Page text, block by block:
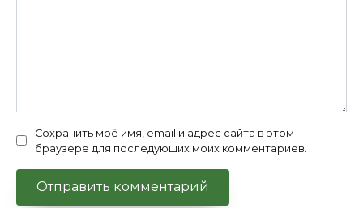
Сохранить моё имя, email и адрес сайта в этом
браузере для последующих моих комментариев.